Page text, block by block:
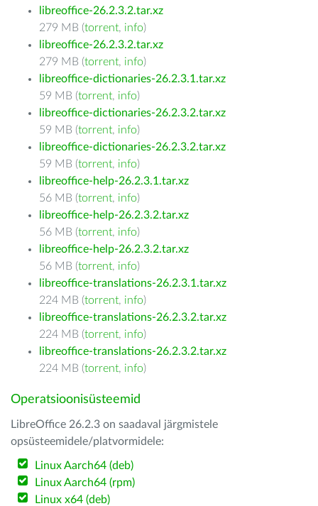
libreoffice-26.2.3.2.tar.xz
279 MB (torrent, info)
libreoffice-26.2.3.2.tar.xz
279 MB (torrent, info)
libreoffice-dictionaries-26.2.3.1.tar.xz
59 MB (torrent, info)
libreoffice-dictionaries-26.2.3.2.tar.xz
59 MB (torrent, info)
libreoffice-dictionaries-26.2.3.2.tar.xz
59 MB (torrent, info)
libreoffice-help-26.2.3.1.tar.xz
56 MB (torrent, info)
libreoffice-help-26.2.3.2.tar.xz
56 MB (torrent, info)
libreoffice-help-26.2.3.2.tar.xz
56 MB (torrent, info)
libreoffice-translations-26.2.3.1.tar.xz
224 MB (torrent, info)
libreoffice-translations-26.2.3.2.tar.xz
224 MB (torrent, info)
libreoffice-translations-26.2.3.2.tar.xz
224 MB (torrent, info)
Operatsioonisüsteemid
LibreOffice 26.2.3 on saadaval järgmistele
opsüsteemidele/platvormidele:
Linux Aarch64 (deb)
Linux Aarch64 (rpm)
Linux x64 (deb)